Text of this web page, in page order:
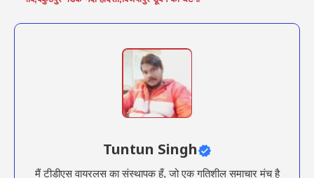
Tuntun Singh
मैं टीडीएस वायरलस का संस्थापक हूँ, जो एक गतिशील समाचार मंच है